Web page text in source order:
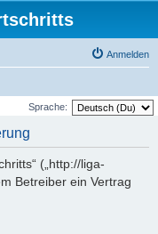
Anmelden
Sprache:
(„http://liga-
Betreiber ein Vertrag